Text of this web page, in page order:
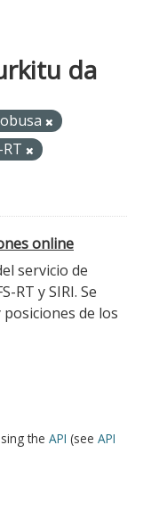
da
RT
online
servicio de
RT y SIRI. Se
de los
the API (see API